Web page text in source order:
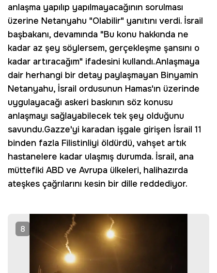
anlaşma yapılıp yapılmayacağının sorulması
üzerine Netanyahu "Olabilir" yanıtını verdi. İsrail
başbakanı, devamında "Bu konu hakkında ne
kadar az şey söylersem, gerçekleşme şansını o
kadar artıracağım" ifadesini kullandı.Anlaşmaya
dair herhangi bir detay paylaşmayan Binyamin
Netanyahu, İsrail ordusunun Hamas'ın üzerinde
uygulayacağı askeri baskının söz konusu
anlaşmayı sağlayabilecek tek şey olduğunu
savundu.Gazze'yi karadan işgale girişen İsrail 11
binden fazla Filistinliyi öldürdü, vahşet artık
hastanelere kadar ulaşmış durumda. İsrail, ana
müttefiki ABD ve Avrupa ülkeleri, halihazırda
ateşkes çağrılarını kesin bir dille reddediyor.
8